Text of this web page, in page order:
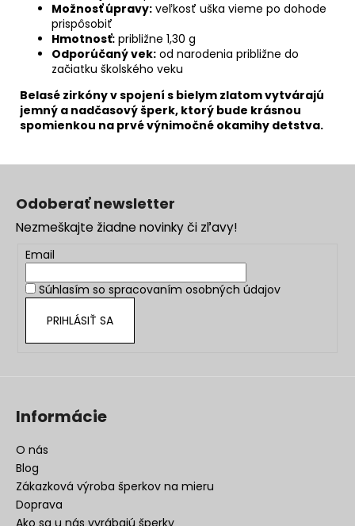
Možnosť úpravy: veľkosť uška vieme po dohode
prispôsobiť
Hmotnosť: približne 1,30 g
Odporúčaný vek: od narodenia približne do
začiatku školského veku
Belasé zirkóny v spojení s bielym zlatom vytvárajú
jemný a nadčasový šperk, ktorý bude krásnou
spomienkou na prvé výnimočné okamihy detstva.
Odoberať newsletter
Nezmeškajte žiadne novinky či zľavy!
Email
Súhlasím so spracovaním osobných údajov
PRIHLÁSIŤ SA
Informácie
O nás
Blog
Zákazková výroba šperkov na mieru
Doprava
Ako sa u nás vyrábajú šperky